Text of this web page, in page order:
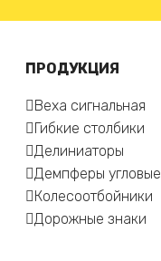
ПРОДУКЦИЯ
Веха сигнальная
Гибкие столбики
Делиниаторы
Демпферы угловые
Колесоотбойники
Дорожные знаки